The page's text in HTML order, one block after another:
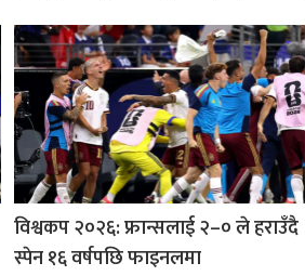
गर्न आवश्यक...
विश्वकप २०२६: फ्रान्सलाई २–० ले हराउँदै
स्पेन १६ वर्षपछि फाइनलमा